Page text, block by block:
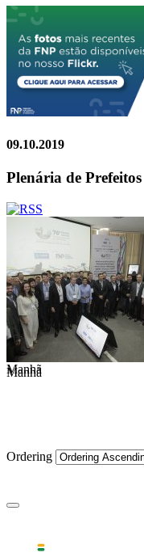
09.10.2019
Plenária de Prefeitos
Manhã
Manhã
Ordering